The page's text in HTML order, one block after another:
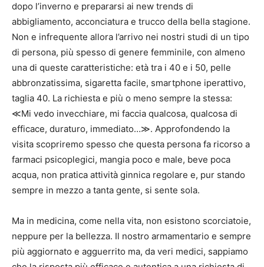
dopo l’inverno e prepararsi ai new trends di
abbigliamento, acconciatura e trucco della bella stagione.
Non e infrequente allora l’arrivo nei nostri studi di un tipo
di persona, più spesso di genere femminile, con almeno
una di queste caratteristiche: età tra i 40 e i 50, pelle
abbronzatissima, sigaretta facile, smartphone iperattivo,
taglia 40. La richiesta e più o meno sempre la stessa:
≪Mi vedo invecchiare, mi faccia qualcosa, qualcosa di
efficace, duraturo, immediato…≫. Approfondendo la
visita scopriremo spesso che questa persona fa ricorso a
farmaci psicoplegici, mangia poco e male, beve poca
acqua, non pratica attività ginnica regolare e, pur stando
sempre in mezzo a tanta gente, si sente sola.
Ma in medicina, come nella vita, non esistono scorciatoie,
neppure per la bellezza. Il nostro armamentario e sempre
più aggiornato e agguerrito ma, da veri medici, sappiamo